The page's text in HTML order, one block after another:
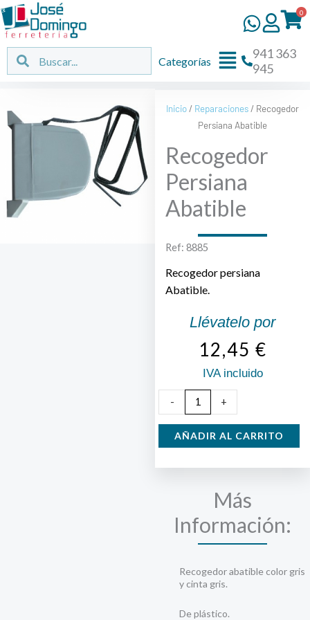
Ir
al
contenido
0
Buscar Buscar
Flyout
Categorías
941 363
945
Inicio / Reparaciones / Recogedor
Persiana Abatible
Recogedor
Persiana
Abatible
Ref: 8885
Recogedor persiana
Abatible.
Llévatelo por
12,45 €
IVA incluido
-
Recogedor
Persiana
Abatible
+
AÑADIR AL CARRITO
Más
Información:
Recogedor abatible color gris
y cinta gris.
De plástico.